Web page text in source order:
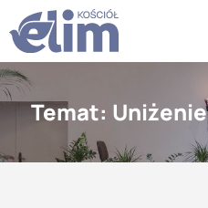
Temat: Uniżenie